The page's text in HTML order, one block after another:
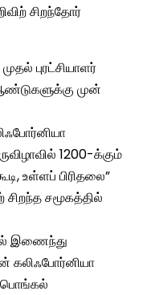
சிறந்தோர்
புரட்சியாளர்
முன்
1200-க்கும்
உள்ளப் பிரிதலை”
சமூகத்தில்
இணைந்து
கலிஃபோர்னியா
பொங்கல்